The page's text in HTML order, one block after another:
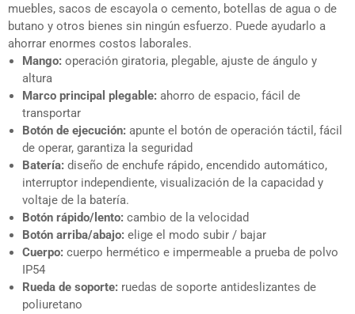
muebles, sacos de escayola o cemento, botellas de agua o de
butano y otros bienes sin ningún esfuerzo. Puede ayudarlo a
ahorrar enormes costos laborales.
Mango: operación giratoria, plegable, ajuste de ángulo y
altura
Marco principal plegable: ahorro de espacio, fácil de
transportar
Botón de ejecución: apunte el botón de operación táctil, fácil
de operar, garantiza la seguridad
Batería: diseño de enchufe rápido, encendido automático,
interruptor independiente, visualización de la capacidad y
voltaje de la batería.
Botón rápido/lento: cambio de la velocidad
Botón arriba/abajo: elige el modo subir / bajar
Cuerpo: cuerpo hermético e impermeable a prueba de polvo
IP54
Rueda de soporte: ruedas de soporte antideslizantes de
poliuretano